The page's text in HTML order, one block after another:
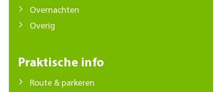
Overnachten
Overig
Praktische info
Route & parkeren